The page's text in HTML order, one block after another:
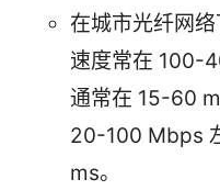
在城市光纤网
速度常在 100-
通常在 15-60
20-100 Mbps
ms。